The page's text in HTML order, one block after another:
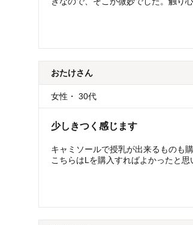
おたけさん
女性 ・ 30代
少しきつく感じます
キャミソールで授乳が出来るものも
こちらはLを購入すればよかったと思